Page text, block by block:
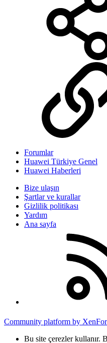
Forumlar
Huawei Türkiye Genel
Huawei Haberleri
Bize ulaşın
Şartlar ve kurallar
Gizlilik politikası
Yardım
Ana sayfa
Community platform by
Bu site çerezler kullanır.